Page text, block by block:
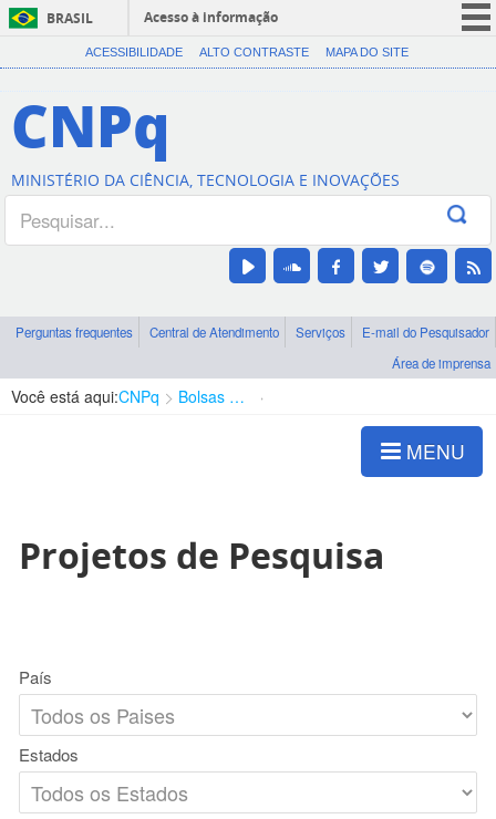
BRASIL
Acesso à informação
CORONAVÍRUS (COVID-19)
Canais
ACESSIBILIDADE ALTO CONTRASTE MAPA DO SITE
CNPq
MINISTÉRIO DA CIÊNCIA, TECNOLOGIA E INOVAÇÕES
Perguntas frequentes Central de Atendimento Serviços
E-mail do Pesquisador
Área de imprensa
Você está aqui:CNPq Bolsas e Auxílios Vigentes
MENU
Projetos de Pesquisa
País
Estados